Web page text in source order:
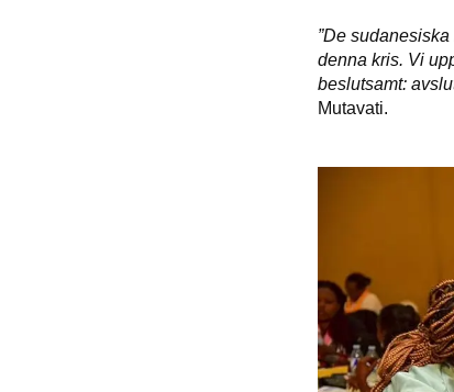
”De
denna kris. Vi
beslutsamt:
Mutavati.